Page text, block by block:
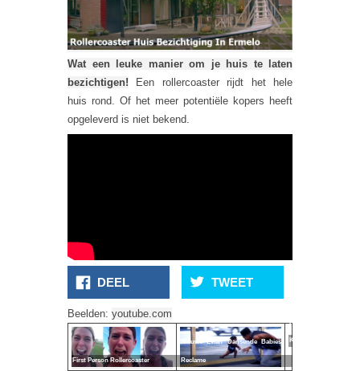
Wat een leuke manier om je huis te laten
bezichtigen! Een rollercoaster rijdt het hele
huis rond. Of het meer potentiële kopers heeft
opgeleverd is niet bekend.
DEEL TWEET
Beelden: youtube.com
First Person Rollercoaster
Nieuwe Evian Dansende Babies
Reclame
Kostuum!